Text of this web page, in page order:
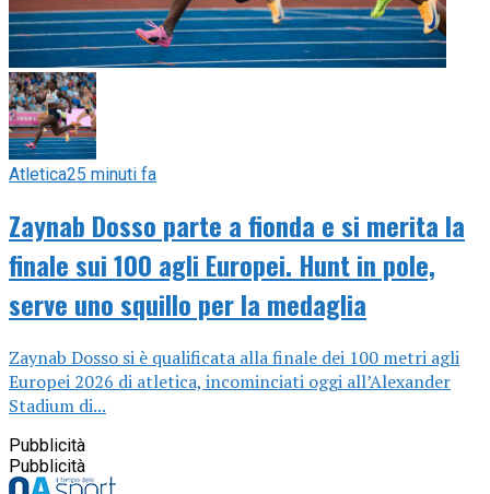
Atletica25 minuti fa
Zaynab Dosso parte a fionda e si merita la
finale sui 100 agli Europei. Hunt in pole,
serve uno squillo per la medaglia
Zaynab Dosso si è qualificata alla finale dei 100 metri agli
Europei 2026 di atletica, incominciati oggi all’Alexander
Stadium di...
Pubblicità
Pubblicità